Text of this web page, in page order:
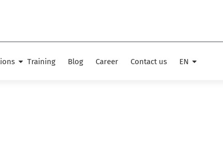
Training Blog Career Contact us EN